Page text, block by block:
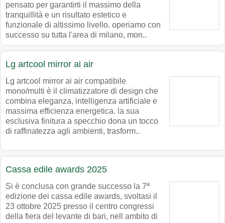
pensato per garantirti il massimo della
tranquillità e un risultato estetico e
funzionale di altissimo livello. operiamo con
successo su tutta l'area di milano, mon..
Lg artcool mirror ai air
Lg artcool mirror ai air compatibile
mono/multi è il climatizzatore di design che
combina eleganza, intelligenza artificiale e
massima efficienza energetica. la sua
esclusiva finitura a specchio dona un tocco
di raffinatezza agli ambienti, trasform..
Cassa edile awards 2025
Si è conclusa con grande successo la 7ª
edizione dei cassa edile awards, svoltasi il
23 ottobre 2025 presso il centro congressi
della fiera del levante di bari, nell ambito di